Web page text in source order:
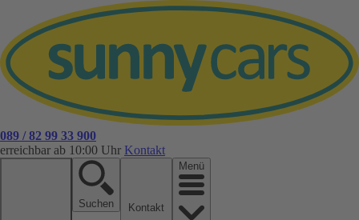
089 / 82 99 33 900
erreichbar ab 10:00 Uhr Kontakt
Suchen
Menü